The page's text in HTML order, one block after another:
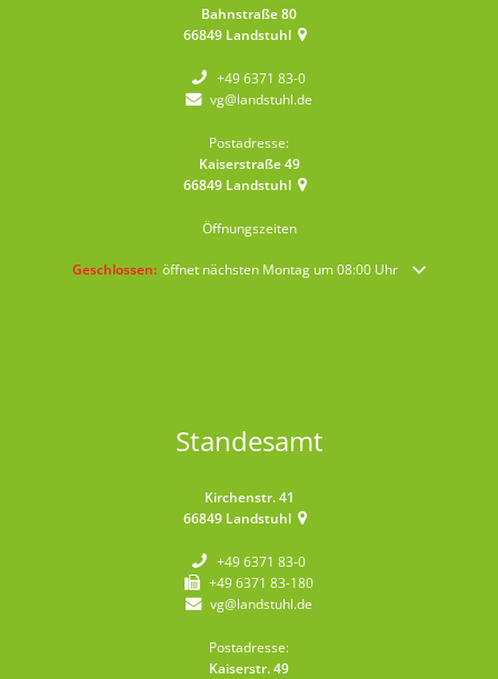
Bahnstraße 80
66849 Landstuhl
+49 6371 83-0
vg@landstuhl.de
Postadresse:
Kaiserstraße 49
66849 Landstuhl
Öffnungszeiten
Klicken, um weitere Öffnungs- oder Schließzeiten auszublenden
Geschlossen: öffnet nächsten Montag um 08:00 Uhr
Standesamt
Kirchenstr. 41
66849 Landstuhl
+49 6371 83-0
+49 6371 83-180
vg@landstuhl.de
Postadresse:
Kaiserstr. 49